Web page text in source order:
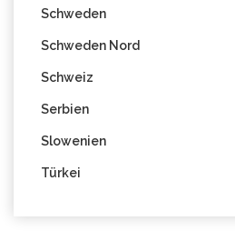
Schweden
Schweden Nord
Schweiz
Serbien
Slowenien
Türkei